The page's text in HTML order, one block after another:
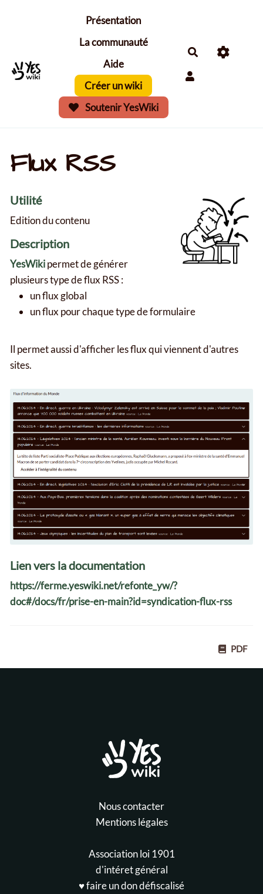
Aller au contenu principal
Présentation
La communauté
Aide
Créer un wiki
Soutenir YesWiki
Flux RSS
Utilité
Edition du contenu
Description
YesWikipermet de générer
plusieurs type de flux RSS :
un flux global
un flux pour chaque type de formulaire
Il permet aussi d'afficher les flux qui viennent d'autres
sites.
Lien vers la documentation
https://ferme.yeswiki.net/refonte_yw/?
doc#/docs/fr/prise-en-main?id=syndication-flux-rss
PDF
Nous contacter
Mentions légales
Association loi 1901
d'intéret général
♥️ faire un don défiscalisé